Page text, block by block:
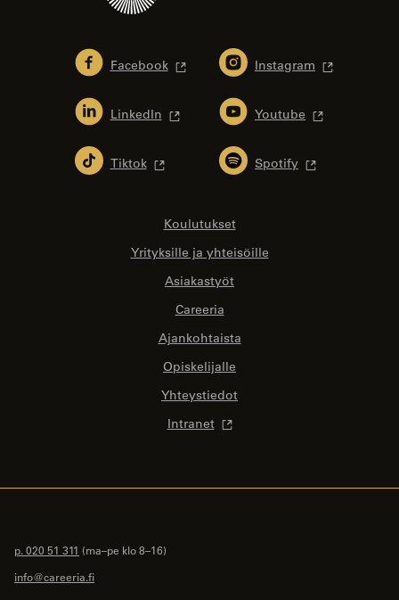
Facebook Instagram
LinkedIn Youtube
Tiktok Spotify
Koulutukset
Yrityksille ja yhteisöille
Asiakastyöt
Careeria
Ajankohtaista
Opiskelijalle
Yhteystiedot
Intranet
p. 020 51 311 (ma–pe klo 8–16)
info@careeria.fi